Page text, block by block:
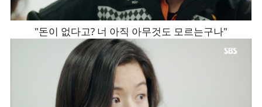
"돈이 없다고? 너 아직 아무것도 모르는구나"